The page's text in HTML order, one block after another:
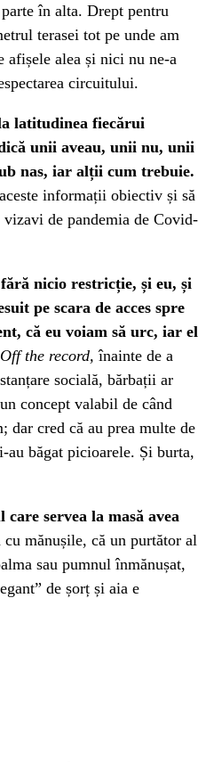
în alta. Drept pentru
terasei tot pe unde am
afișele alea și nici nu ne-a
circuitului.
latitudinea fiecărui
unii aveau, unii nu, unii
nas, iar alții cum trebuie.
informații obiectiv și să
de pandemia de Covid-
nicio restricție, și eu, și
pe scara de acces spre
că eu voiam să urc, iar el
Off the record,înainte de a
socială, bărbații ar
concept valabil de când
dar cred că au prea multe de
băgat picioarele. Și burta,
servea la masă avea
mănușile, că un purtător al
sau pumnul înmănușat,
de șorț și aia e